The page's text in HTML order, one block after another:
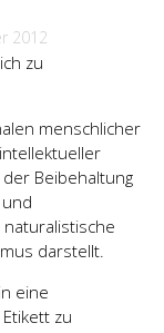
2012
zu
menschlicher
Beibehaltung
darstellt.
eine
zu